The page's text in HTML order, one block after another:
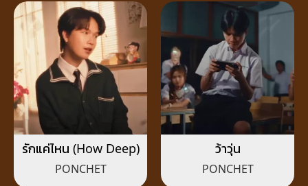
รักแค่ไหน (How Deep)
PONCHET
ว้าวุ่น
PONCHET